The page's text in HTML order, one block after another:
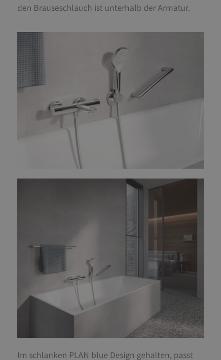
den Brauseschlauch ist unterhalb der Armatur.
Im schlanken PLAN blue Design gehalten, passt